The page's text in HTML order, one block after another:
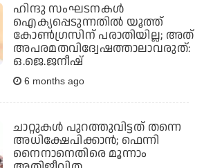
ഹിന്ദു സംഘടനകൾ
ഐക്യപ്പെടുന്നതിൽ യൂത്ത്
കോൺഗ്രസിന് പരാതിയില്ല; അത്
അപരമതവിദ്വേഷത്താലാവരുത്:
ഒ.ജെ.ജനീഷ്
6 months ago
ചാറ്റുകൾ പുറത്തുവിട്ടത് തന്നെ
അധിക്ഷേപിക്കാൻ; ഫെന്നി
നൈനാനെതിരെ മൂന്നാം